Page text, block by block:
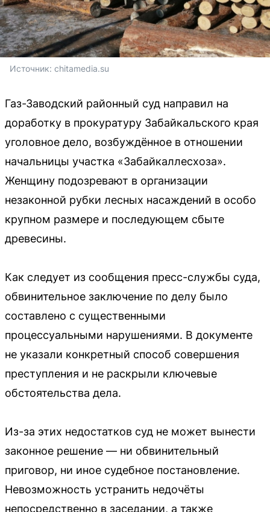
Источник: chitamedia.su
Газ-Заводский районный суд направил на
доработку в прокуратуру Забайкальского края
уголовное дело, возбуждённое в отношении
начальницы участка «Забайкаллесхоза».
Женщину подозревают в организации
незаконной рубки лесных насаждений в особо
крупном размере и последующем сбыте
древесины.
Как следует из сообщения пресс-службы суда,
обвинительное заключение по делу было
составлено с существенными
процессуальными нарушениями. В документе
не указали конкретный способ совершения
преступления и не раскрыли ключевые
обстоятельства дела.
Из-за этих недостатков суд не может вынести
законное решение — ни обвинительный
приговор, ни иное судебное постановление.
Невозможность устранить недочёты
непосредственно в заседании, а также